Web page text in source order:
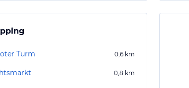
Turm 0,6 km
0,8 km